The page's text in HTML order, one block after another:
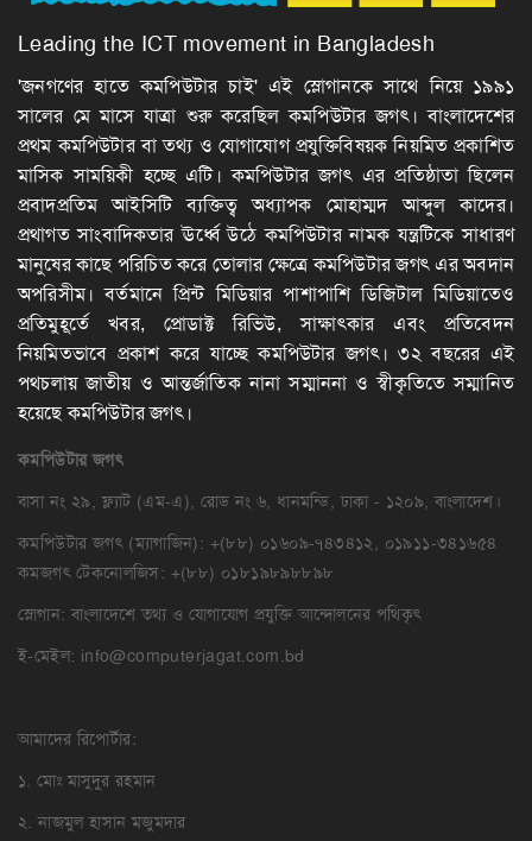
Leading the ICT movement in Bangladesh
'জনগণের হাতে কমপিউটার চাই' এই স্লোগানকে সাথে নিয়ে ১৯৯১
সালের মে মাসে যাত্রা শুরু করেছিল কমপিউটার জগৎ। বাংলাদেশের
প্রথম কমপিউটার বা তথ্য ও যোগাযোগ প্রযুক্তিবিষয়ক নিয়মিত প্রকাশিত
মাসিক সাময়িকী হচ্ছে এটি। কমপিউটার জগৎ এর প্রতিষ্ঠাতা ছিলেন
প্রবাদপ্রতিম আইসিটি ব্যক্তিত্ব অধ্যাপক মোহাম্মদ আব্দুল কাদের।
প্রথাগত সাংবাদিকতার ঊর্ধ্বে উঠে কমপিউটার নামক যন্ত্রটিকে সাধারণ
মানুষের কাছে পরিচিত করে তোলার ক্ষেত্রে কমপিউটার জগৎ এর অবদান
অপরিসীম। বর্তমানে প্রিন্ট মিডিয়ার পাশাপাশি ডিজিটাল মিডিয়াতেও
প্রতিমুহূর্তে খবর, প্রোডাক্ট রিভিউ, সাক্ষাৎকার এবং প্রতিবেদন
নিয়মিতভাবে প্রকাশ করে যাচ্ছে কমপিউটার জগৎ। ৩২ বছরের এই
পথচলায় জাতীয় ও আন্তর্জাতিক নানা সম্মাননা ও স্বীকৃতিতে সম্মানিত
হয়েছে কমপিউটার জগৎ।
কমপিউটারজগৎ
বাসা নং ২৯, ফ্ল্যাট (এম-এ), রোড নং ৬, ধানমন্ডি, ঢাকা - ১২০৯, বাংলাদেশ।
কমপিউটার জগৎ (ম্যাগাজিন): +(৮৮) ০১৬০৯-৭৪৩৪১২, ০১৯১১-৩৪১৬৫৪
কমজগৎ টেকনোলজিস: +(৮৮) ০১৮১৯৮৯৮৮৯৮
স্লোগান: বাংলাদেশে তথ্য ও যোগাযোগ প্রযুক্তি আন্দোলনের পথিকৃৎ
ই-মেইল: info@computerjagat.com.bd
আমাদের রিপোর্টার:
১. মোঃ মাসুদুর রহমান
২. নাজমুল হাসান মজুমদার